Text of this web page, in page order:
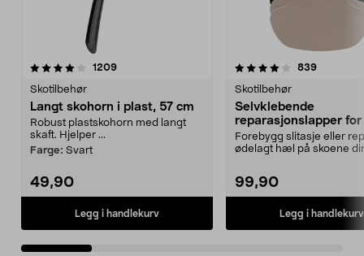
1209anmeldelser
Skotilbehør
Langt skohorn i plast, 57 cm
Robust plastskohorn med langt
skaft. Hjelper ...
Farge: Svart
49,90
Legg i handlekurv
4.0 av 5 stjerner 839
Skotilbehør
Selvklebende
reparasjonslapper
pakning
Forebygg slitasje eller
ødelagt hæl på skoene
99,90
Legg i handlekurv
4.0 av 5 stjerner